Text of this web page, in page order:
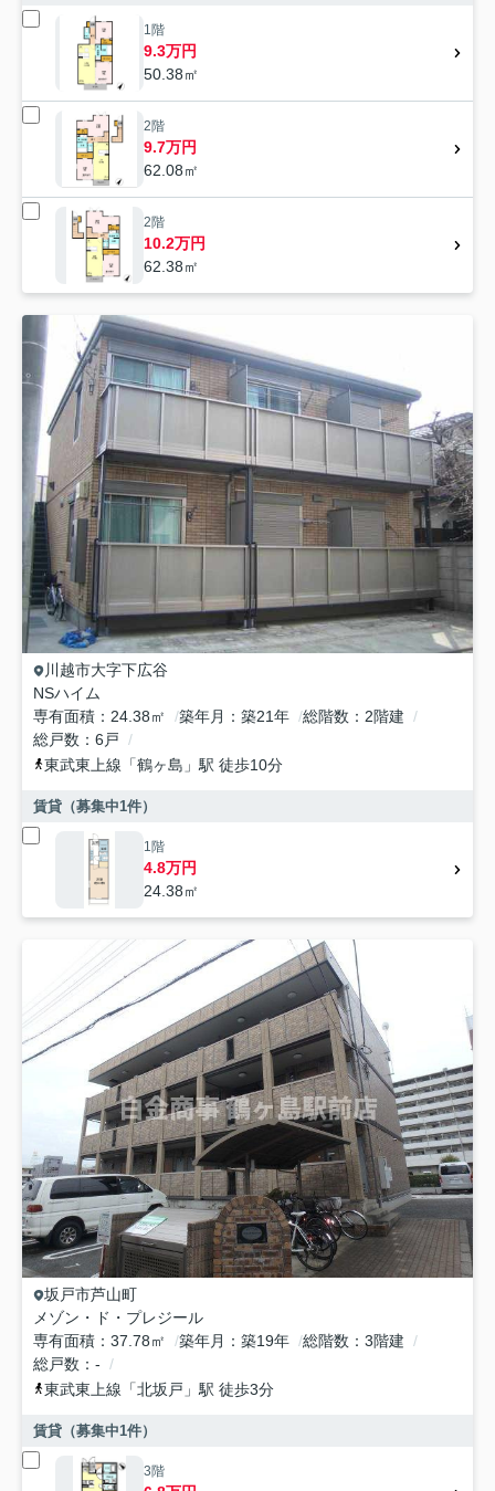
1階
9.3万円
50.38㎡
2階
9.7万円
62.08㎡
2階
10.2万円
62.38㎡
川越市大字下広谷
NSハイム
専有面積
24.38㎡ 築年月 築21年 総階数
2階建
総戸数
6戸
東武東上線 「鶴ヶ島 」駅 徒歩10分
賃貸（募集中1件）
1階
4.8万円
24.38㎡
坂戸市芦山町
メゾン・ド・プレジール
専有面積
37.78㎡ 築年月 築19年 総階数
3階建
総戸数
-
東武東上線 「北坂戸 」駅 徒歩3分
賃貸（募集中1件）
3階